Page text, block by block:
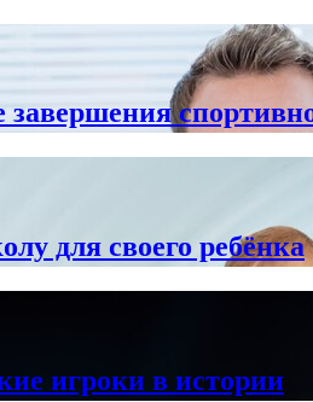
завершения
для своего ребёнка
игроки в истории